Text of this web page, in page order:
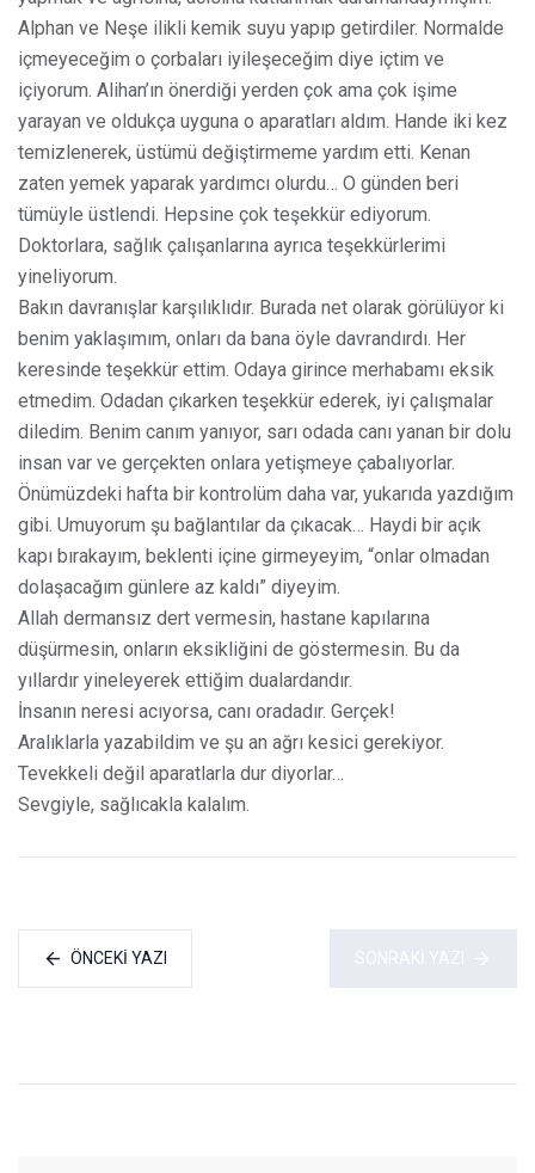
Alphan ve Neşe ilikli kemik suyu yapıp getirdiler. Normalde
içmeyeceğim o çorbaları iyileşeceğim diye içtim ve
içiyorum. Alihan’ın önerdiği yerden çok ama çok işime
yarayan ve oldukça uyguna o aparatları aldım. Hande iki kez
temizlenerek, üstümü değiştirmeme yardım etti. Kenan
zaten yemek yaparak yardımcı olurdu… O günden beri
tümüyle üstlendi. Hepsine çok teşekkür ediyorum.
Doktorlara, sağlık çalışanlarına ayrıca teşekkürlerimi
yineliyorum.
Bakın davranışlar karşılıklıdır. Burada net olarak görülüyor ki
benim yaklaşımım, onları da bana öyle davrandırdı. Her
keresinde teşekkür ettim. Odaya girince merhabamı eksik
etmedim. Odadan çıkarken teşekkür ederek, iyi çalışmalar
diledim. Benim canım yanıyor, sarı odada canı yanan bir dolu
insan var ve gerçekten onlara yetişmeye çabalıyorlar.
Önümüzdeki hafta bir kontrolüm daha var, yukarıda yazdığım
gibi. Umuyorum şu bağlantılar da çıkacak… Haydi bir açık
kapı bırakayım, beklenti içine girmeyeyim, “onlar olmadan
dolaşacağım günlere az kaldı” diyeyim.
Allah dermansız dert vermesin, hastane kapılarına
düşürmesin, onların eksikliğini de göstermesin. Bu da
yıllardır yineleyerek ettiğim dualardandır.
İnsanın neresi acıyorsa, canı oradadır. Gerçek!
Aralıklarla yazabildim ve şu an ağrı kesici gerekiyor.
Tevekkeli değil aparatlarla dur diyorlar…
Sevgiyle, sağlıcakla kalalım.
ÖNCEKI YAZI